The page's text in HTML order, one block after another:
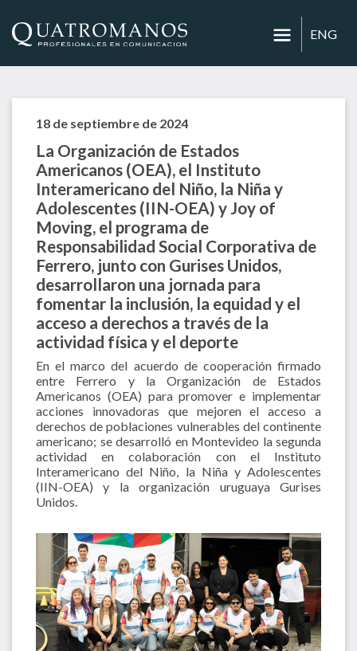
ENG
18 de septiembre de 2024
La Organización de Estados
Americanos (OEA), el Instituto
Interamericano del Niño, la Niña y
Adolescentes (IIN-OEA) y Joy of
Moving, el programa de
Responsabilidad Social Corporativa de
Ferrero, junto con Gurises Unidos,
desarrollaron una jornada para
fomentar la inclusión, la equidad y el
acceso a derechos a través de la
actividad física y el deporte
En el marco del acuerdo de cooperación firmado
entre Ferrero y la Organización de Estados
Americanos (OEA) para promover e implementar
acciones innovadoras que mejoren el acceso a
derechos de poblaciones vulnerables del continente
americano; se desarrolló en Montevideo la segunda
actividad en colaboración con el Instituto
Interamericano del Niño, la Niña y Adolescentes
(IIN-OEA) y la organización uruguaya Gurises
Unidos.